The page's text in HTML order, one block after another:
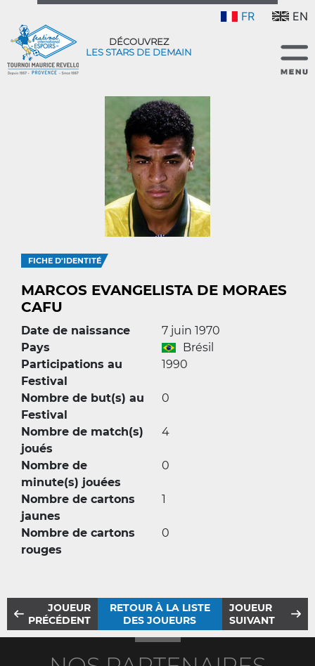
FR EN
DÉCOUVREZ
LES STARS DE DEMAIN
FICHE D'IDENTITÉ
MARCOS EVANGELISTA DE MORAES
CAFU
Date de naissance
7 juin 1970
Pays
Brésil
Participations au
Festival
1990
Nombre de but(s) au
Festival
0
Nombre de match(s)
joués
4
Nombre de
minute(s) jouées
0
Nombre de cartons
jaunes
1
Nombre de cartons
rouges
0
JOUEUR
PRÉCÉDENT
RETOUR À LA LISTE
DES JOUEURS
JOUEUR
SUIVANT